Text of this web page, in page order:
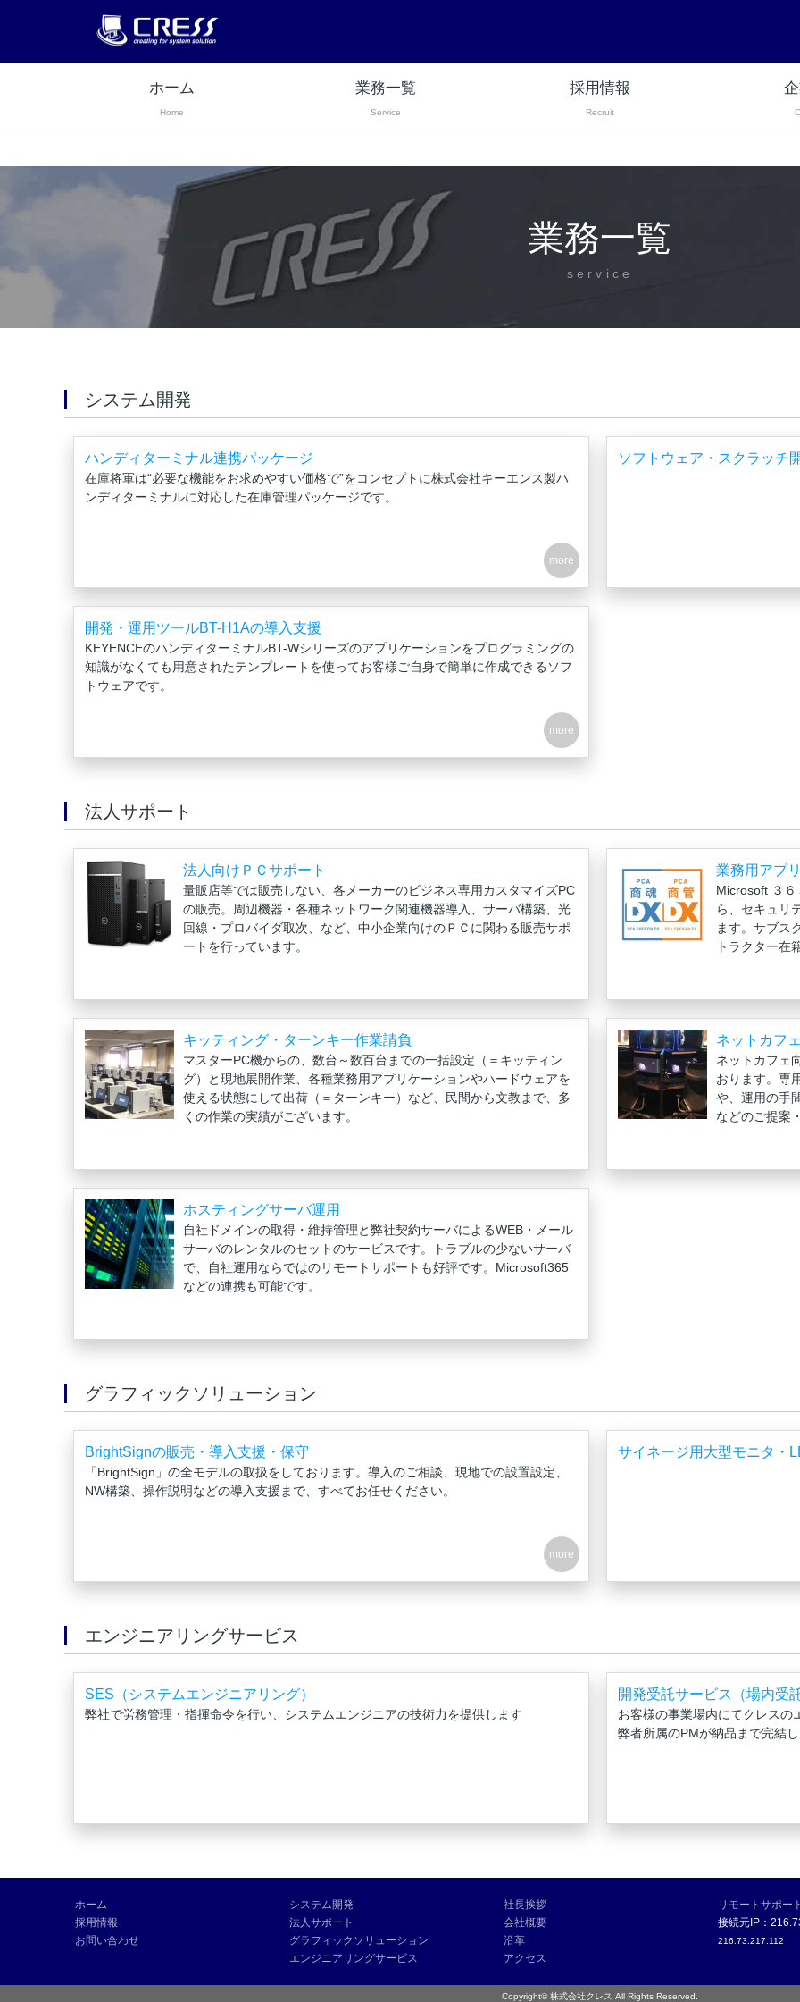
ホーム
Home
業務一覧
Service
採用情報
Recruit
業務一覧
service
システム開発
ハンディターミナル連携パッケージ
在庫将軍は“必要な機能をお求めやすい価格で”をコンセプトに株式会社キーエンス製ハ
ンディターミナルに対応した在庫管理パッケージです。
ソフトウェア・スクラッチ
開発・運用ツールBT-H1Aの導入支援
KEYENCEのハンディターミナルBT-Wシリーズのアプリケーションをプログラミングの
知識がなくても用意されたテンプレートを使ってお客様ご自身で簡単に作成できるソフ
トウェアです。
法人サポート
法人向けＰＣサポート
量販店等では販売しない、各メーカーのビジネス専用カスタマイズPC
の販売。周辺機器・各種ネットワーク関連機器導入、サーバ構築、光
回線・プロバイダ取次、など、中小企業向けのＰＣに関わる販売サポ
ートを行っています。
業務用アプ
Microsoft ３
ら、セキュリ
ます。サブス
トラクター在
キッティング・ターンキー作業請負
マスターPC機からの、数台～数百台までの一括設定（＝キッティン
グ）と現地展開作業、各種業務用アプリケーションやハードウェアを
使える状態にして出荷（＝ターンキー）など、民間から文教まで、多
くの作業の実績がございます。
ネットカフ
ネットカフェ
おります。専
や、運用の手
などのご提案
ホスティングサーバ運用
自社ドメインの取得・維持管理と弊社契約サーバによるWEB・メール
サーバのレンタルのセットのサービスです。トラブルの少ないサーバ
で、自社運用ならではのリモートサポートも好評です。Microsoft365
などの連携も可能です。
グラフィックソリューション
BrightSignの販売・導入支援・保守
「BrightSign」の全モデルの取扱をしております。導入のご相談、現地での設置設定、
NW構築、操作説明などの導入支援まで、すべてお任せください。
サイネージ用大型モニタ・
エンジニアリングサービス
SES（システムエンジニアリング）
弊社で労務管理・指揮命令を行い、システムエンジニアの技術力を提供します
開発受託サービス（場内受
お客様の事業場内にてクレスの
弊者所属のPMが納品まで完結
ホーム
採用情報
お問い合わせ
システム開発
法人サポート
グラフィックソリューション
エンジニアリングサービス
社長挨拶
会社概要
沿革
アクセス
リモートサポー
接続元IP：
216.73.217.112
Copyright©株式会社クレス All Rights Reserved.